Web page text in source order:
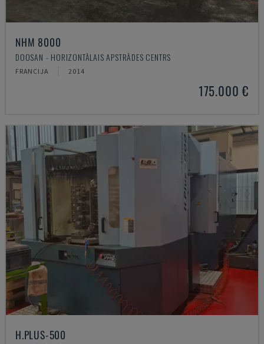
NHM 8000
DOOSAN - HORIZONTĀLAIS APSTRĀDES CENTRS
FRANCIJA 2014
175.000 €
H.PLUS-500